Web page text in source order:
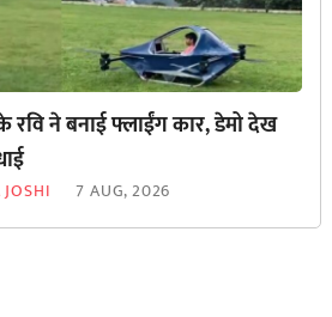
ने बनाई फ्लाईंग कार, डेमो देख
7 AUG, 2026